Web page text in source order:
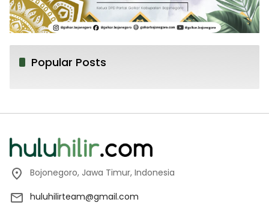
Popular Posts
Bojonegoro, Jawa Timur, Indonesia
huluhilirteam@gmail.com